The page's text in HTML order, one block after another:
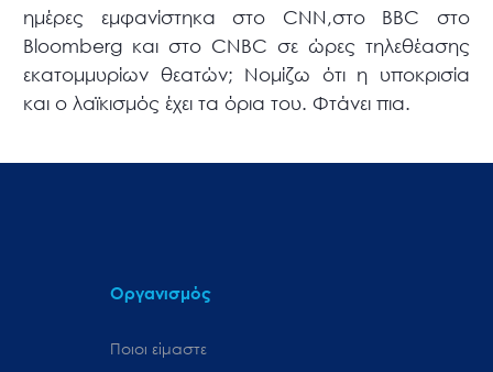
ημέρες εμφανίστηκα στο CNN,στο ΒΒC στο
Bloomberg και στο CNBC σε ώρες τηλεθέασης
εκατομμυρίων θεατών; Νομίζω ότι η υποκρισία
και ο λαϊκισμός έχει τα όρια του. Φτάνει πια.
Οργανισμός
Ποιοι είμαστε